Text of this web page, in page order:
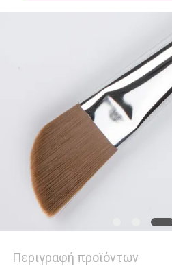
Περιγραφή προϊόντων